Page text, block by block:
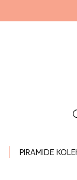
PIRAMIDE